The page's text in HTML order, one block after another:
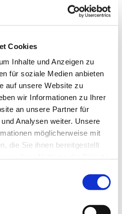
Cookies
Inhalte und Anzeigen zu
für soziale Medien anbieten
auf unsere Website zu
wir Informationen zu Ihrer
an unsere Partner für
Analysen weiter. Unsere
möglicherweise mit
die Sie ihnen bereitgestellt
2026, 19:45 -
Am Abdinghof 7,